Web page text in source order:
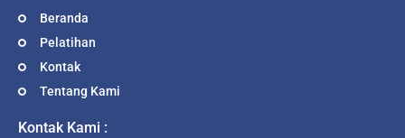
Beranda
Pelatihan
Kontak
Tentang Kami
Kontak Kami :